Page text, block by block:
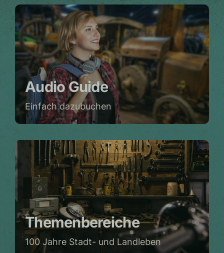
Audio Guide
Einfach dazubuchen
Themenbereiche
100 Jahre Stadt- und Landleben